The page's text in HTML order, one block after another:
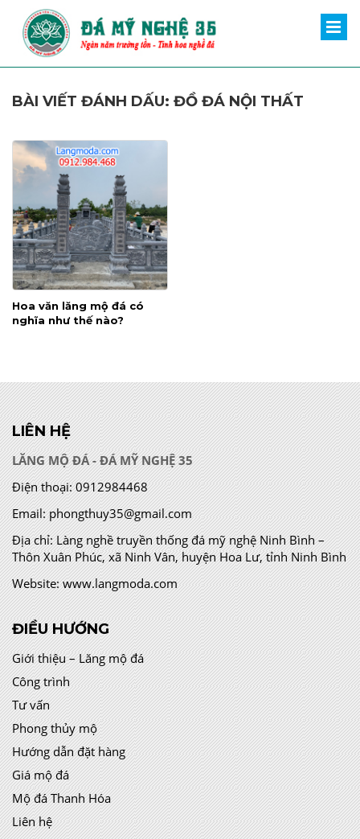
BÀI VIẾT ĐÁNH DẤU: ĐỒ ĐÁ NỘI THẤT
Hoa văn lăng mộ đá có
nghĩa như thế nào?
LIÊN HỆ
LĂNG MỘ ĐÁ - ĐÁ MỸ NGHỆ 35
Điện thoại: 0912984468
Email: phongthuy35@gmail.com
Địa chỉ:Làng nghề truyền thống đá mỹ nghệ Ninh Bình –
Thôn Xuân Phúc, xã Ninh Vân, huyện Hoa Lư, tỉnh Ninh Bình
Website: www.langmoda.com
ĐIỀU HƯỚNG
Giới thiệu – Lăng mộ đá
Công trình
Tư vấn
Phong thủy mộ
Hướng dẫn đặt hàng
Giá mộ đá
Mộ đá Thanh Hóa
Liên hệ